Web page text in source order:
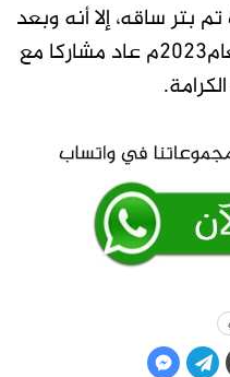
ساقه، إلا أنه وبعد
اندلاع الحرب منتصف أبريل العام2023م عاد مشاركا مع